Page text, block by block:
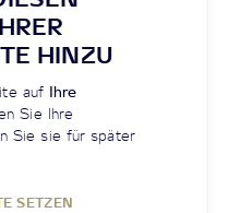
HINZU
auf Ihre
Sie Ihre
Sie sie für später
SETZEN